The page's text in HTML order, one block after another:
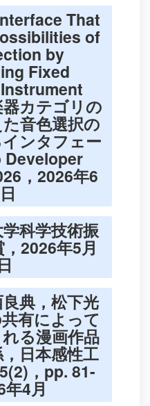
That
of
by
Fixed
カテゴリの
音色選択の
ンタフェー
Developer
，2026年6
科学技術振
2026年5月
典，松下光
有によって
る漫画作品
日本感性工
，pp. 81-
年4月